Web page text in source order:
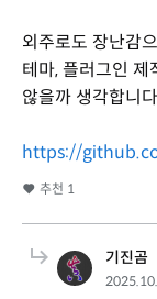
외주로도 장난감
테마, 플러그인 제
않을까 생각합니
https://
추천 1
기진곰